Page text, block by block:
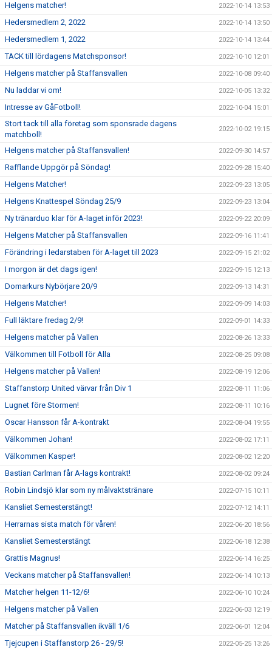
Helgens matcher! 2022-10-14 13:53
Hedersmedlem 2, 2022 2022-10-14 13:50
Hedersmedlem 1, 2022 2022-10-14 13:44
TACK till lördagens Matchsponsor! 2022-10-10 12:01
Helgens matcher på Staffansvallen 2022-10-08 09:40
Nu laddar vi om! 2022-10-05 13:32
Intresse av GåFotboll! 2022-10-04 15:01
Stort tack till alla företag som sponsrade dagens
matchboll!
2022-10-02 19:15
Helgens matcher på Staffansvallen! 2022-09-30 14:57
Rafflande Uppgör på Söndag! 2022-09-28 15:40
Helgens Matcher! 2022-09-23 13:05
Helgens Knattespel Söndag 25/9 2022-09-23 13:04
Ny tränarduo klar för A-laget inför 2023! 2022-09-22 20:09
Helgens Matcher på Staffansvallen 2022-09-16 11:41
Förändring i ledarstaben för A-laget till 2023 2022-09-15 21:02
I morgon är det dags igen! 2022-09-15 12:13
Domarkurs Nybörjare 20/9 2022-09-13 14:31
Helgens Matcher! 2022-09-09 14:03
Full läktare fredag 2/9! 2022-09-01 14:33
Helgens matcher på Vallen 2022-08-26 13:33
Välkommen till Fotboll för Alla 2022-08-25 09:08
Helgens matcher på Vallen! 2022-08-19 12:06
Staffanstorp United värvar från Div 1 2022-08-11 11:06
Lugnet före Stormen! 2022-08-11 10:16
Oscar Hansson får A-kontrakt 2022-08-04 19:55
Välkommen Johan! 2022-08-02 17:11
Välkommen Kasper! 2022-08-02 12:20
Bastian Carlman får A-lags kontrakt! 2022-08-02 09:24
Robin Lindsjö klar som ny målvaktstränare 2022-07-15 10:11
Kansliet Semesterstängt! 2022-07-12 14:11
Herrarnas sista match för våren! 2022-06-20 18:56
Kansliet Semesterstängt 2022-06-18 12:38
Grattis Magnus! 2022-06-14 16:25
Veckans matcher på Staffansvallen! 2022-06-14 10:13
Matcher helgen 11-12/6! 2022-06-10 10:24
Helgens matcher på Vallen 2022-06-03 12:19
Matcher på Staffansvallen ikväll 1/6 2022-06-01 12:04
Tjejcupen i Staffanstorp 26 - 29/5! 2022-05-25 13:26